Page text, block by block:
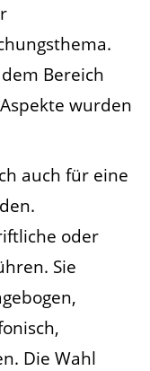
Bereich
wurden
auch für eine
oder
Sie
Die Wahl